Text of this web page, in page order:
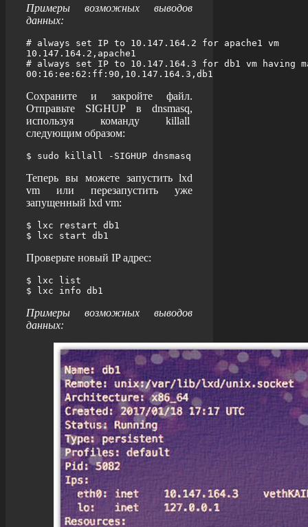
Примеры возможных выводов
данных:
# always set IP to 10.147.164.2 for apache1 vm
10.147.164.2,apache1
# always set IP to 10.147.164.3 for db1 vm having
00:16:ee:62:ff:90,10.147.164.3,db1
Сохраните и закройте файл.
Отправьте SIGHUP в dnsmasq,
используя командуkillall
следующим образом:
$ sudo killall -SIGHUP dnsmasq
Теперь вы можете запустить lxd
vm или перезапустить уже
запущенный lxd vm:
$ lxc restart db1
$ lxc start db1
Проверьте новый IP адрес:
$ lxc list
$ lxc info db1
Примеры возможных выводов
данных: